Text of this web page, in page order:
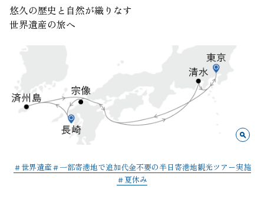
悠久の歴史と自然が織りなす
世界遺産の旅へ
世界遺産
一部寄港地で追加代金不要の半日寄港地観光ツアー実施
夏休み